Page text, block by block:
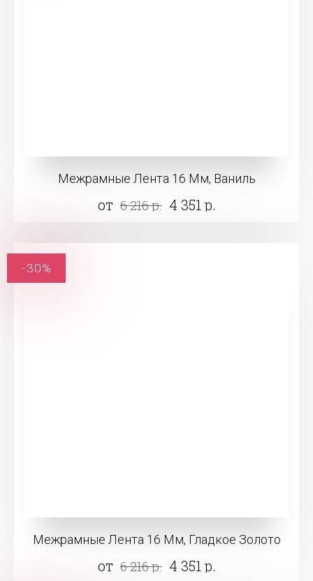
Межрамные Лента 16 Мм, Ваниль
от 6 216 р. 4 351 р.
Межрамные Лента 16 Мм, Гладкое Золото
от 6 216 р. 4 351 р.
-30%